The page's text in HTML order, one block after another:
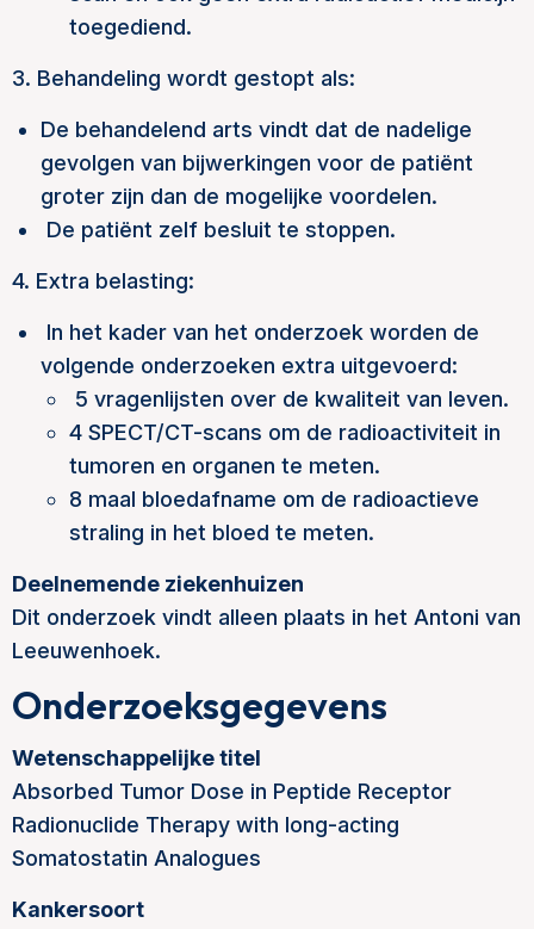
toegediend.
3. Behandeling wordt gestopt als:
De behandelend arts vindt dat de nadelige
gevolgen van bijwerkingen voor de patiënt
groter zijn dan de mogelijke voordelen.
De patiënt zelf besluit te stoppen.
4. Extra belasting:
In het kader van het onderzoek worden de
volgende onderzoeken extra uitgevoerd:
5 vragenlijsten over de kwaliteit van leven.
4 SPECT/CT-scans om de radioactiviteit in
tumoren en organen te meten.
8 maal bloedafname om de radioactieve
straling in het bloed te meten.
Deelnemende ziekenhuizen
Dit onderzoek vindt alleen plaats in het Antoni van
Leeuwenhoek.
Onderzoeksgegevens
Wetenschappelijke titel
Absorbed Tumor Dose in Peptide Receptor
Radionuclide Therapy with long-acting
Somatostatin Analogues
Kankersoort